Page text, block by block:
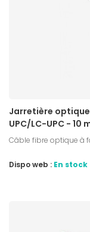
Jarretière
UPC/LC-UPC - 10
Câble fibre optique à
Dispo web : En stock